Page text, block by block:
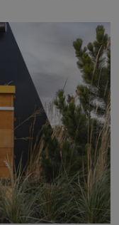
a hlavně klid.
města,